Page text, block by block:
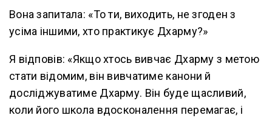
Вона запитала: «То ти, виходить, не згоден з
усіма іншими, хто практикує Дхарму?»
Я відповів: «Якщо хтось вивчає Дхарму з метою
стати відомим, він вивчатиме канони й
досліджуватиме Дхарму. Він буде щасливий,
коли його школа вдосконалення перемагає, і